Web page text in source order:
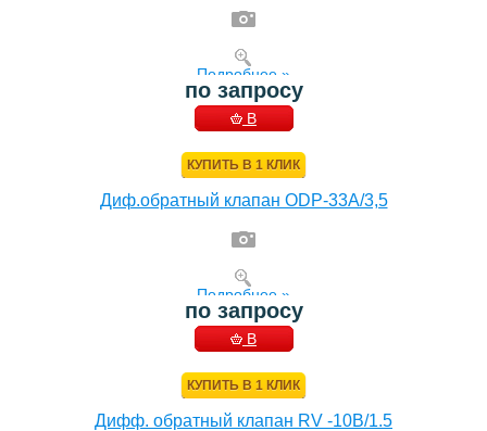
Подробнее »
по запросу
В
КУПИТЬ В 1 КЛИК
Диф.обратный клапан ODP-33A/3,5
Подробнее »
по запросу
В
КУПИТЬ В 1 КЛИК
Дифф. обратный клапан RV -10B/1.5